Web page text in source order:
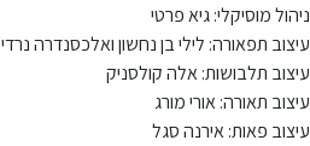
ניהול מוסיקלי: גיא פרטי
עיצוב תפאורה: לילי בן נחשון ואלכסנדרה נרדי
עיצוב תלבושות: אלה קולסניק
עיצוב תאורה: אורי מורג
עיצוב פאות: אירנה סגל